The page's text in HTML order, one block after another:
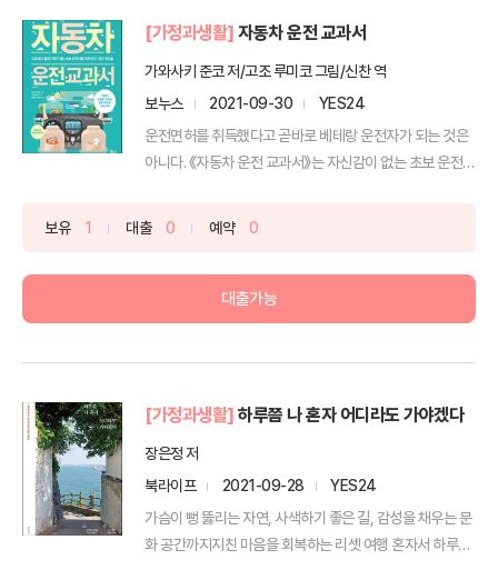
[가정과생활] 자동차 운전 교과서
가와사키 준코 저/고조 루미코 그림/신찬 역
보누스
2021-09-30
YES24
운전면허를 취득했다고 곧바로 베테랑 운전자가 되는 것은
아니다. 《자동차 운전 교과서》는 자신감이 없는 초보 운전자
보유 1 대출 0 예약 0
대출가능
[가정과생활] 하루쯤 나 혼자 어디라도 가야겠다
장은정 저
북라이프
2021-09-28
YES24
가슴이 뻥 뚫리는 자연, 사색하기 좋은 길, 감성을 채우는 문
화 공간까지지친 마음을 회복하는 리셋 여행 혼자서 하루